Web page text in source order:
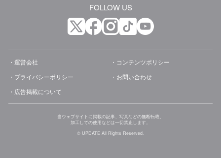
FOLLOW US
運営会社
コンテンツポリシー
プライバシーポリシー
お問い合わせ
広告掲載について
当ウェブサイトに掲載の記事、写真などの無断転載、
加工しての使用などは一切禁止します。
© UPDATE All Rights Reserved.